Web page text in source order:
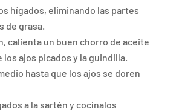
hígados, eliminando las partes
de grasa.
calienta un buen chorro de aceite
los ajos picados y la guindilla.
hasta que los ajos se doren
a la sartén y cocínalos